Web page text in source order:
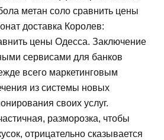
метан соло сравнить цены
доставка Королев:
цены Одесса. Заключение
сервисами для банков
всего маркетинговым
из системы новых
своих услуг.
разморозка, чтобы
отрицательно сказывается